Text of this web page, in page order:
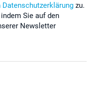
zu.
Sie auf den
Newsletter